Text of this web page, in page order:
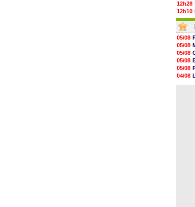
12h28
12h10
11h58
11h35
11h19
11h07
10h53
10h36
10h13
09h51
09h32
05/08
05/08
05/08
05/08
05/08
04/08